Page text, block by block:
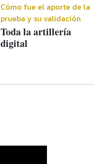
Cómo fue el aporte de la
prueba y su validación
Toda la artillería
digital